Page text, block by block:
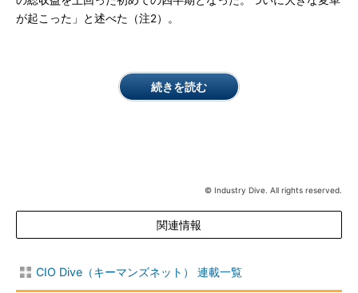
が起こった」と述べた（注2）。
続きを読む
© Industry Dive. All rights reserved.
関連情報
CIO Dive（キーマンズネット） 連載一覧